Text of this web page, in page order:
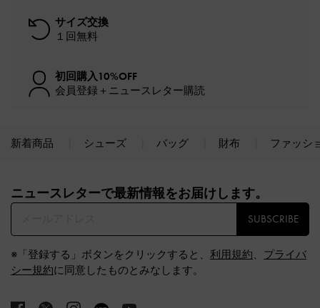
サイズ交換
１回無料
初回購入10%OFF
会員登録＋ニュースレター購読
新着商品 シューズ バッグ 財布 ファッシ
ニュースレターで最新情報をお届けします。​
SUBSCRIBE
※「登録する」ボタンをクリックすると、 利用規約、 プライバ
シー規約に同意したものとみなします。